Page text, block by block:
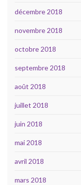
décembre 2018
novembre 2018
octobre 2018
septembre 2018
août 2018
juillet 2018
juin 2018
mai 2018
avril 2018
mars 2018